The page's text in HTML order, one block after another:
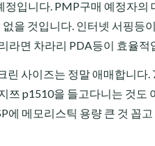
정입니다. PMP구매 예정자
을 것입니다. 인터넷 서핑등
라면 차라리 PDA등이 효율적
린 사이즈는 정말 애매합니
쯔 p1510을 들고다니는 것
에 메모리스틱 용량 큰 것 꼽